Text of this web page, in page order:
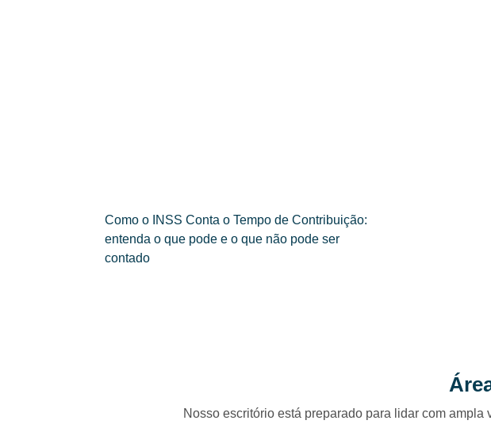
Como o INSS Conta o Tempo de Contribuição:
entenda o que pode e o que não pode ser
contado
Nosso escritório está preparado para lidar com